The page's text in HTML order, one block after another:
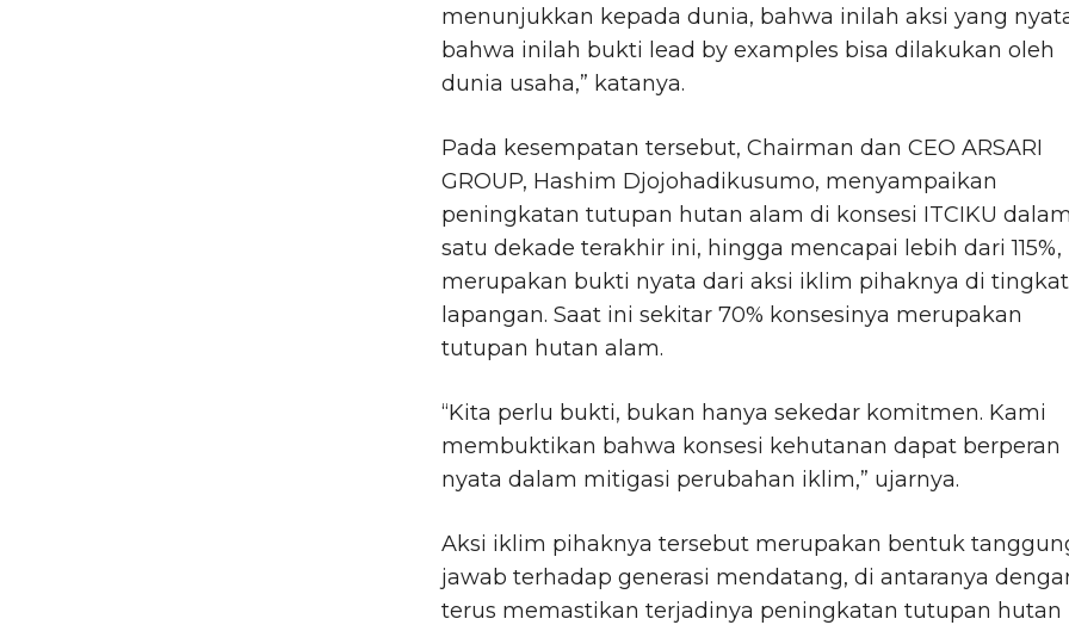
menunjukkan kepada dunia, bahwa inilah aksi yang
bahwa inilah bukti lead by examples bisa dilakukan oleh
dunia usaha,” katanya.
Pada kesempatan tersebut, Chairman dan CEO ARSARI
GROUP, Hashim Djojohadikusumo, menyampaikan
peningkatan tutupan hutan alam di konsesi ITCIKU
satu dekade terakhir ini, hingga mencapai lebih dari 115%,
merupakan bukti nyata dari aksi iklim pihaknya di tingkat
lapangan. Saat ini sekitar 70% konsesinya merupakan
tutupan hutan alam.
“Kita perlu bukti, bukan hanya sekedar komitmen. Kami
membuktikan bahwa konsesi kehutanan dapat berperan
nyata dalam mitigasi perubahan iklim,” ujarnya.
Aksi iklim pihaknya tersebut merupakan bentuk
jawab terhadap generasi mendatang, di antaranya
terus memastikan terjadinya peningkatan tutupan hutan